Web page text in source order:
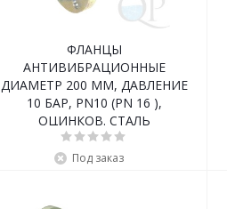
ФЛАНЦЫ
АНТИВИБРАЦИОННЫЕ
ДИАМЕТР 200 ММ, ДАВЛЕНИЕ
10 БАР, PN10 (PN 16 ),
ОЦИНКОВ. СТАЛЬ
Под заказ